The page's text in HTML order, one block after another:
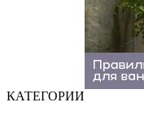
КАТЕГОРИИ